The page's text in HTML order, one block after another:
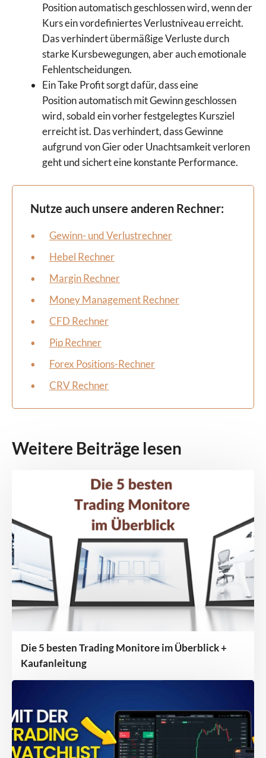
Position automatisch geschlossen wird, wenn der
Kurs ein vordefiniertes Verlustniveau erreicht.
Das verhindert übermäßige Verluste durch
starke Kursbewegungen, aber auch emotionale
Fehlentscheidungen.
Ein Take Profit sorgt dafür, dass eine
Position automatisch mit Gewinn geschlossen
wird, sobald ein vorher festgelegtes Kursziel
erreicht ist. Das verhindert, dass Gewinne
aufgrund von Gier oder Unachtsamkeit verloren
geht und sichert eine konstante Performance.
Nutze auch unsere anderen Rechner:
Gewinn- und Verlustrechner
Hebel Rechner
Margin Rechner
Money Management Rechner
CFD Rechner
Pip Rechner
Forex Positions-Rechner
CRV Rechner
Weitere Beiträge lesen
Die 5 besten Trading Monitore im Überblick +
Kaufanleitung